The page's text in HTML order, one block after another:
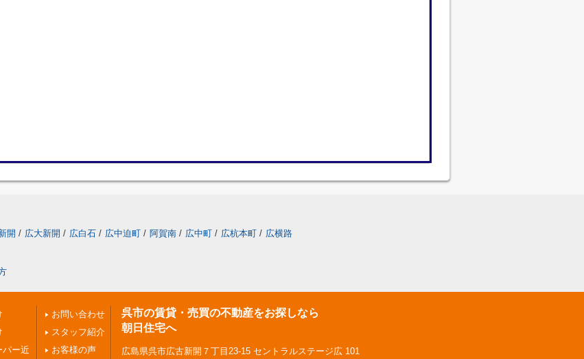
開 / 広大新開 / 広白石 / 広中迫町 / 阿賀南 / 広中町 / 広杭本町 / 広横路
パー近
お問い合わせ
スタッフ紹介
お客様の声
呉市の賃貸・売買の不動産をお探しなら
朝日住宅へ
広島県呉市広古新開７丁目23-15 セントラルステージ広 101